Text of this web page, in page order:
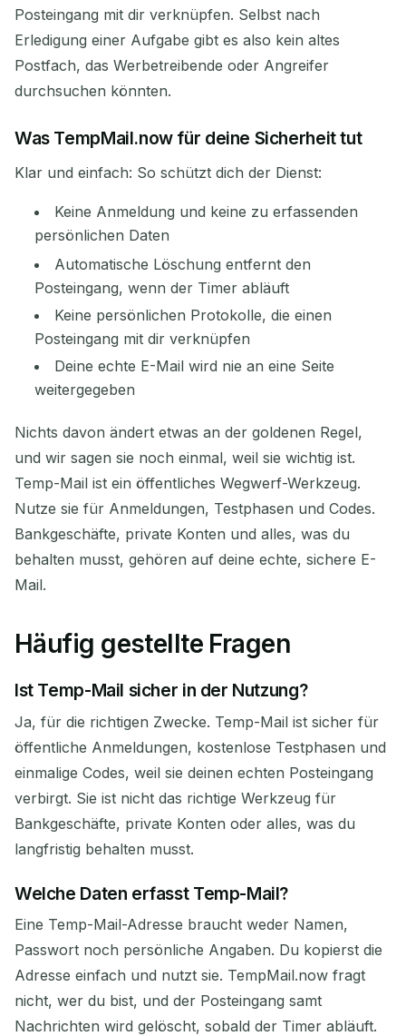
Posteingang mit dir verknüpfen. Selbst nach
Erledigung einer Aufgabe gibt es also kein altes
Postfach, das Werbetreibende oder Angreifer
durchsuchen könnten.
Was TempMail.now für deine Sicherheit tut
Klar und einfach: So schützt dich der Dienst:
Keine Anmeldung und keine zu erfassenden
persönlichen Daten
Automatische Löschung entfernt den
Posteingang, wenn der Timer abläuft
Keine persönlichen Protokolle, die einen
Posteingang mit dir verknüpfen
Deine echte E-Mail wird nie an eine Seite
weitergegeben
Nichts davon ändert etwas an der goldenen Regel,
und wir sagen sie noch einmal, weil sie wichtig ist.
Temp-Mail ist ein öffentliches Wegwerf-Werkzeug.
Nutze sie für Anmeldungen, Testphasen und Codes.
Bankgeschäfte, private Konten und alles, was du
behalten musst, gehören auf deine echte, sichere E-
Mail.
Häufig gestellte Fragen
Ist Temp-Mail sicher in der Nutzung?
Ja, für die richtigen Zwecke. Temp-Mail ist sicher für
öffentliche Anmeldungen, kostenlose Testphasen und
einmalige Codes, weil sie deinen echten Posteingang
verbirgt. Sie ist nicht das richtige Werkzeug für
Bankgeschäfte, private Konten oder alles, was du
langfristig behalten musst.
Welche Daten erfasst Temp-Mail?
Eine Temp-Mail-Adresse braucht weder Namen,
Passwort noch persönliche Angaben. Du kopierst die
Adresse einfach und nutzt sie. TempMail.now fragt
nicht, wer du bist, und der Posteingang samt
Nachrichten wird gelöscht, sobald der Timer abläuft.